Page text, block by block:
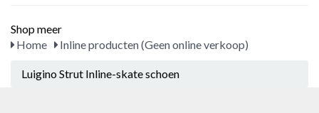
Shop meer
Home
Inline producten (Geen online verkoop)
Luigino Strut Inline-skate schoen